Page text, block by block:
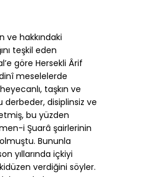
ve hakkındaki
teşkil eden
göre Hersekli Ârif
meselelerde
taşkın ve
derbeder, disiplinsiz ve
bu yüzden
i Şuarâ şairlerinin
Bununla
yıllarında içkiyi
verdiğini söyler.